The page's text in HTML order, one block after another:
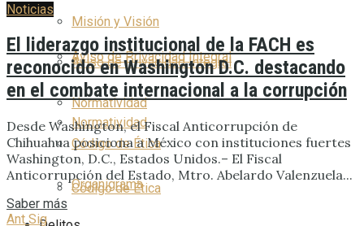
Aviso de Privacidad Integral
Normatividad
Código de Ética
Misión y Visión
Aviso de Privacidad Integral
Normatividad
Código de Ética
Organigrama
Noticias
El liderazgo institucional de la FACH es
reconocido en Washington D.C. destacando
en el combate internacional a la corrupción
Desde Washington, el Fiscal Anticorrupción de
Chihuahua posiciona a México con instituciones fuertes
Washington, D.C., Estados Unidos.– El Fiscal
Anticorrupción del Estado, Mtro. Abelardo Valenzuela...
Saber más
AntSig